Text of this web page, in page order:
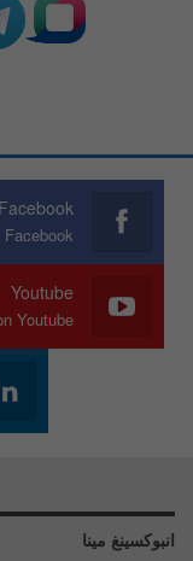
Facebook
Youtube
انبوكسينغ مينا